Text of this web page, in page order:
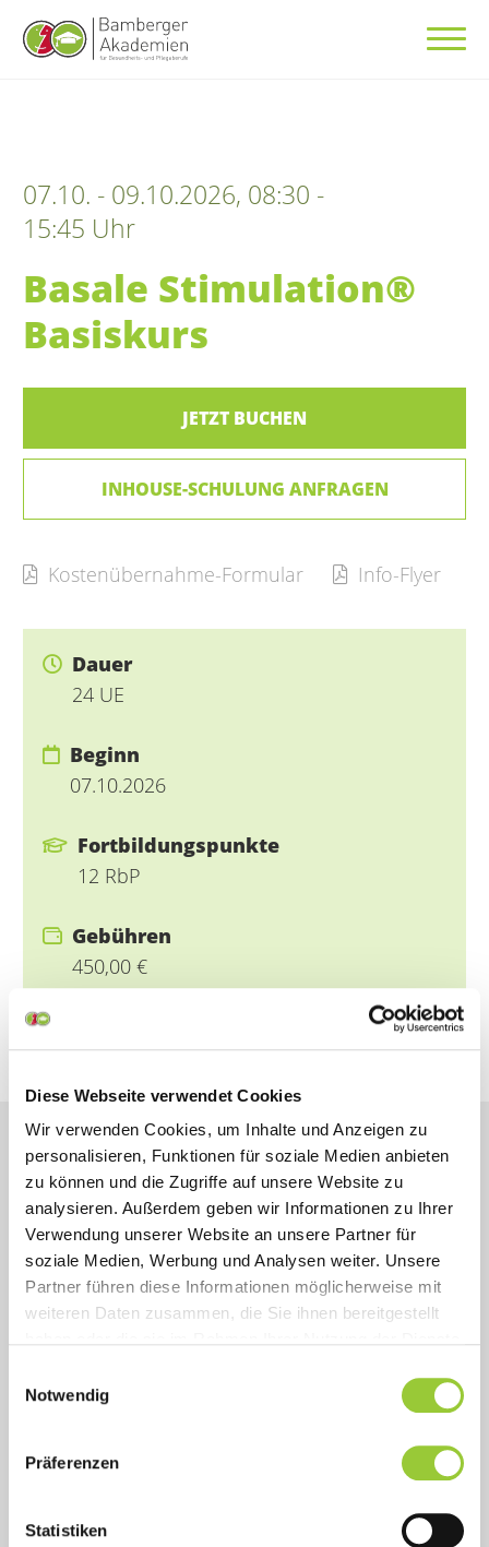
Diese Webseite verwendet Cookies
Wir verwenden Cookies, um Inhalte und Anzeigen zu
personalisieren, Funktionen für soziale Medien anbieten
zu können und die Zugriffe auf unsere Website zu
analysieren. Außerdem geben wir Informationen zu Ihrer
Verwendung unserer Website an unsere Partner für
soziale Medien, Werbung und Analysen weiter. Unsere
Partner führen diese Informationen möglicherweise mit
weiteren Daten zusammen, die Sie ihnen bereitgestellt
Cookies, wenn Sie unsere Webseite weiterhin nutzen.
Notwendig
Präferenzen
Statistiken
07.10. - 09.10.2026, 08:30 -
15:45 Uhr
Basale Stimulation®
Basiskurs
JETZT BUCHEN
INHOUSE-SCHULUNG ANFRAGEN
Kostenübernahme-Formular Info-Flyer
Dauer
24 UE
Beginn
07.10.2026
Fortbildungspunkte
12 RbP
Gebühren
450,00 €
Pflege und med. Assistenzberufe
Sonstige Informationen
Inhalt
Zielsetzung
Zielgruppe und Voraussetzungen